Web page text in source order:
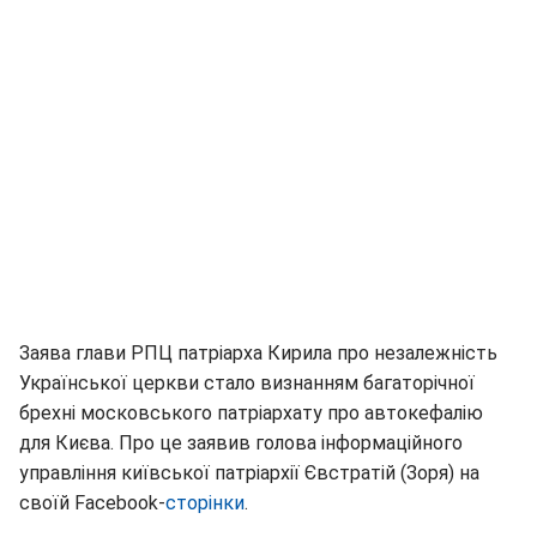
Заява глави РПЦ патріарха Кирила про незалежність
Української церкви стало визнанням багаторічної
брехні московського патріархату про автокефалію
для Києва. Про це заявив голова інформаційного
управління київської патріархії Євстратій (Зоря) на
своїй Facebook-сторінки.